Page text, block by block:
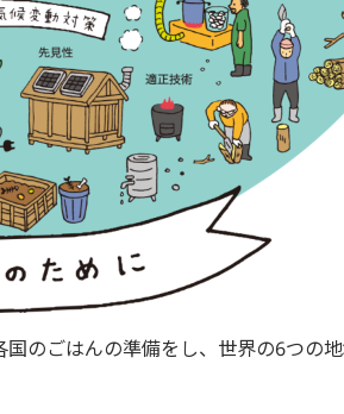
のごはんの準備をし、世界の6つの